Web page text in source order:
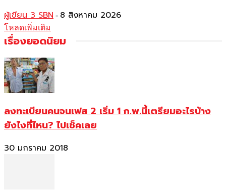
ผู้เขียน 3 SBN - 8 สิงหาคม 2026
โหลดเพิ่มเติม
เรื่องยอดนิยม
ลงทะเบียนคนจนเฟส 2 เริ่ม 1 ก.พ.นี้เตรียมอะไรบ้าง
ยังไงที่ไหน? ไปเช็คเลย
30 มกราคม 2018